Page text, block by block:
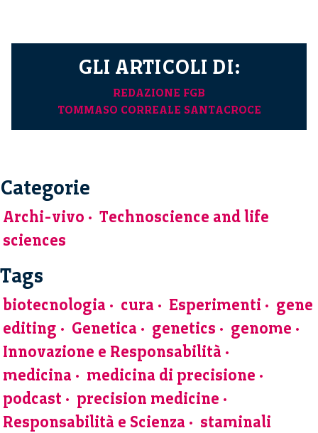
GLI ARTICOLI DI:
REDAZIONE FGB
TOMMASO CORREALE SANTACROCE
Categorie
Archi-vivo
Technoscience and life
sciences
Tags
biotecnologia cura Esperimenti
gene
editing
Genetica genetics
genome
Innovazione e Responsabilità
medicina
medicina di precisione
podcast
precision medicine
Responsabilità e Scienza
staminali